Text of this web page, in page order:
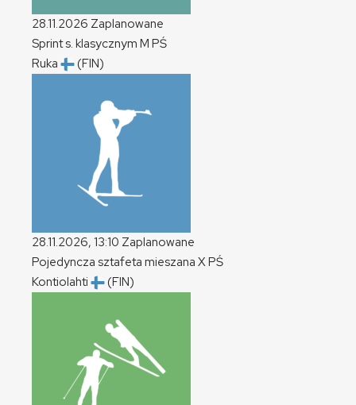
28.11.2026 Zaplanowane
Sprint s. klasycznym M PŚ
Ruka
(FIN)
28.11.2026, 13:10 Zaplanowane
Pojedyncza sztafeta mieszana XPŚ
Kontiolahti
(FIN)